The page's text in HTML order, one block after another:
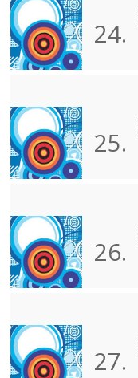
24.
25.
26.
27.